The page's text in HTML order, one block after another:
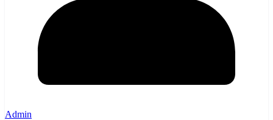
Admin